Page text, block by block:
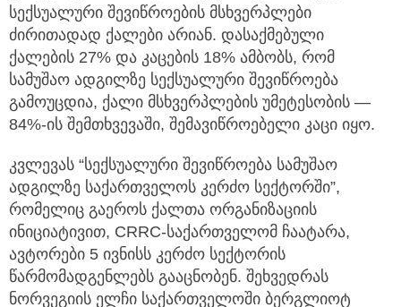
სექსუალური შევიწროების მსხვერპლები
ძირითადად ქალები არიან. დასაქმებული
ქალების 27% და კაცების 18% ამბობს, რომ
სამუშაო ადგილზე სექსუალური შევიწროება
გამოუცდია, ქალი მსხვერპლების უმეტესობის —
84%-ის შემთხვევაში, შემავიწროებელი კაცი იყო.
კვლევას “სექსუალური შევიწროება სამუშაო
ადგილზე საქართველოს კერძო სექტორში”,
რომელიც გაეროს ქალთა ორგანიზაციის
ინიციატივით, CRRC-საქართველომ ჩაატარა,
ავტორები 5 ივნისს კერძო სექტორის
წარმომადგენლებს გააცნობენ. შეხვედრას
ნორვეგიის ელჩი საქართველოში ბერგლიოტ